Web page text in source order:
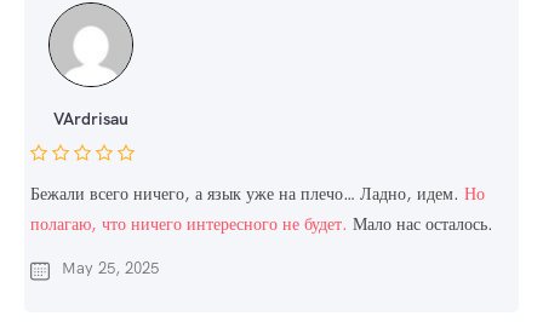
VArdrisau
Бежали всего ничего, а язык уже на плечо… Ладно, идем. Но
полагаю, что ничего интересного не будет. Мало нас осталось.
May 25, 2025